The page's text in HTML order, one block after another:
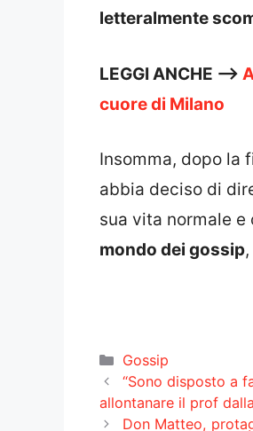
letteralmente
LEGGI ANCHE —>
cuore di Milano
Insomma, dopo la
abbia deciso di
sua vita normale e
mondo dei gossip
Categorie
Gossip
“Sono disposto a
allontanare il prof
Don Matteo,